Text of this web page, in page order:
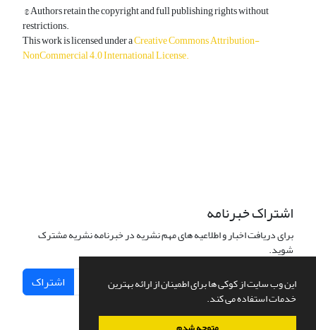
این وب سایت از کوکی ها برای اطمینان از ارائه بهترین
خدمات استفاده می کند.
© Authors retain the copyright and full publishing rights without
restrictions.
This work is licensed under aCreative Commons Attribution-
NonCommercial 4.0 International License.
اشتراک خبرنامه
برای دریافت اخبار و اطلاعیه های مهم نشریه در خبرنامه نشریه مشترک
شوید.
اشتراک